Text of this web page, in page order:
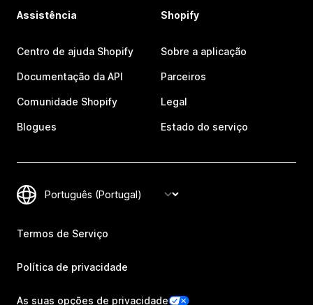
Assistência
Centro de ajuda Shopify
Documentação da API
Comunidade Shopify
Blogues
Shopify
Sobre a aplicação
Parceiros
Legal
Estado do serviço
Termos de Serviço
Política de privacidade
As suas opções de privacidade